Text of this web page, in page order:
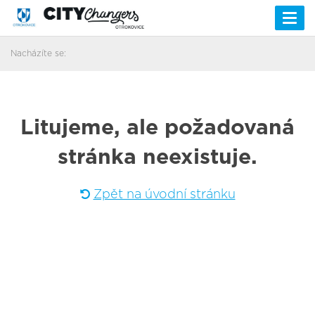
Nacházíte se:
Litujeme, ale požadovaná
stránka neexistuje.
Zpět na úvodní stránku